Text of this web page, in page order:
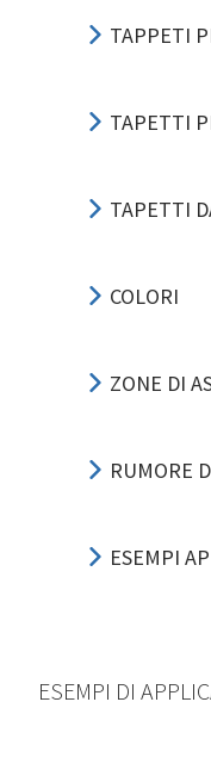
TAPPETI
TAPETTI
TAPETTI
COLORI
ZONE DI
RUMORE
ESEMPI
ESEMPI DI